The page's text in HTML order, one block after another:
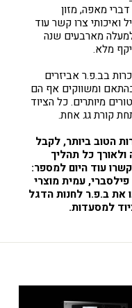
מאפה, מזון
ואיכותי צרו קשר עוד
מארבעים שנה
מלא.
בב.פ.ר אביזרים
ומשווקים אף הם
מיותרים. כל הציוד
קורת גג אחת.
הטוב ביותר, לקבל
ולאורך כל תהליך
עוד היום למספר:
פילסברי, עמית מוצרי
את ב.פ.ר לחנות הדגל
למסעדות.